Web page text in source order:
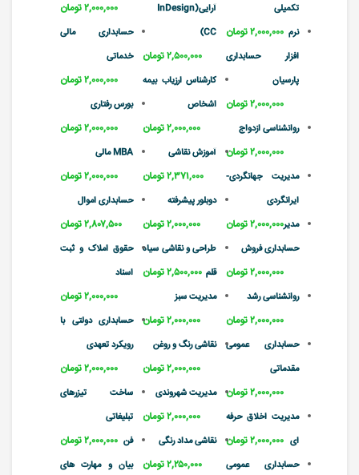
تکمیلی
۲,۰۰۰,۰۰۰ تومان نرم
افزار حسابداری
پارسیان
۲,۰۰۰,۰۰۰ تومان
روانشناسی ازدواج
۲,۰۰۰,۰۰۰ تومان
مدیریت جهانگردی-
ایرانگردی
۲,۰۰۰,۰۰۰ تومانمدیر
حسابداری فروش
۲,۰۰۰,۰۰۰ تومان
روانشناسی رشد
۲,۰۰۰,۰۰۰ تومان
حسابداری عمومی
مقدماتی
۲,۰۰۰,۰۰۰ تومان
مدیریت اخلاق حرفه
ای ۲,۰۰۰,۰۰۰ تومان
حسابداری عمومی
آرایی(InDesign
CC)
۲,۵۰۰,۰۰۰ تومان
کارشناس ارزیاب بیمه
اشخاص
۲,۰۰۰,۰۰۰ تومان
آموزش نقاشی
۲,۳۷۱,۰۰۰ تومان
دوبلور پیشرفته
۲,۰۰۰,۰۰۰ تومان
طراحی و نقاشی سیاه
قلم ۲,۵۰۰,۰۰۰ تومان
مدیریت سبز
۲,۰۰۰,۰۰۰ تومان
نقاشی رنگ و روغن
۲,۰۰۰,۰۰۰ تومان
مدیریت شهروندی
۲,۰۰۰,۰۰۰ تومان
نقاشی مداد رنگی
۲,۲۵۰,۰۰۰ تومان
۲,۰۰۰,۰۰۰ تومان
حسابداری مالی
خدماتی
۲,۰۰۰,۰۰۰ تومان
بورس رفتاری
۲,۰۰۰,۰۰۰ تومان
MBA مالی
۲,۰۰۰,۰۰۰ تومان
حسابداری اموال
۲,۸۰۷,۵۰۰ تومان
حقوق املاک و ثبت
اسناد
۲,۰۰۰,۰۰۰ تومان
حسابداری دولتی با
رویکرد تعهدی
۲,۰۰۰,۰۰۰ تومان
ساخت تیزرهای
تبلیغاتی
۲,۰۰۰,۰۰۰ تومان فن
بیان و مهارت های